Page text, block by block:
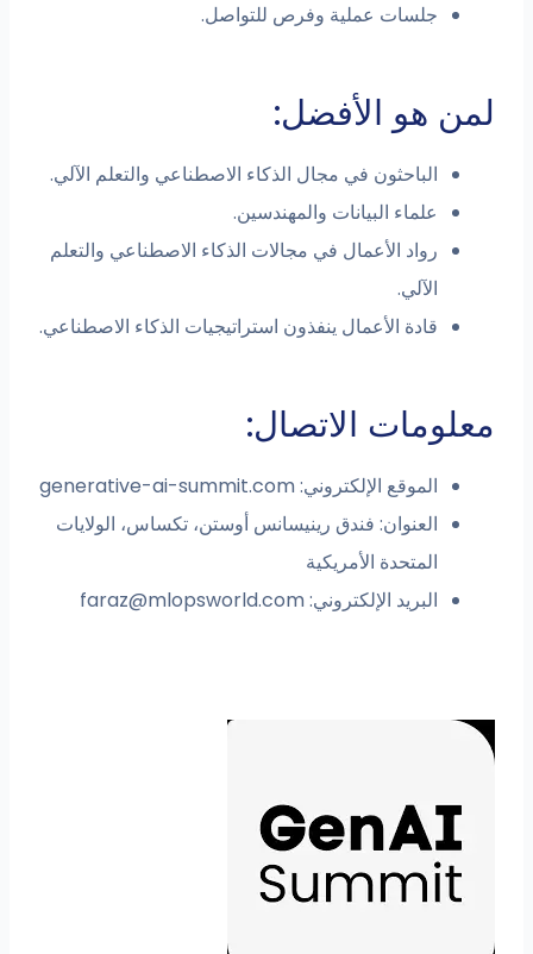
جلسات عملية وفرص للتواصل.
لمن هو الأفضل:
الباحثون في مجال الذكاء الاصطناعي والتعلم الآلي.
علماء البيانات والمهندسين.
رواد الأعمال في مجالات الذكاء الاصطناعي والتعلم
الآلي.
قادة الأعمال ينفذون استراتيجيات الذكاء الاصطناعي.
معلومات الاتصال:
الموقع الإلكتروني: generative-ai-summit.com
العنوان: فندق رينيسانس أوستن، تكساس، الولايات
المتحدة الأمريكية
البريد الإلكتروني:faraz@mlopsworld.com